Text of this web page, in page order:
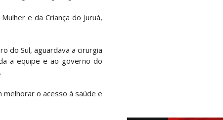
e da Criança do Juruá,
do Sul, aguardava a cirurgia
a equipe e ao governo do
o acesso à saúde e